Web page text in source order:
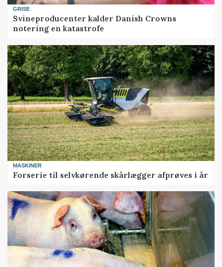
GRISE
Svineproducenter kalder Danish Crowns
notering en katastrofe
MASKINER
Forserie til selvkørende skårlægger afprøves i år